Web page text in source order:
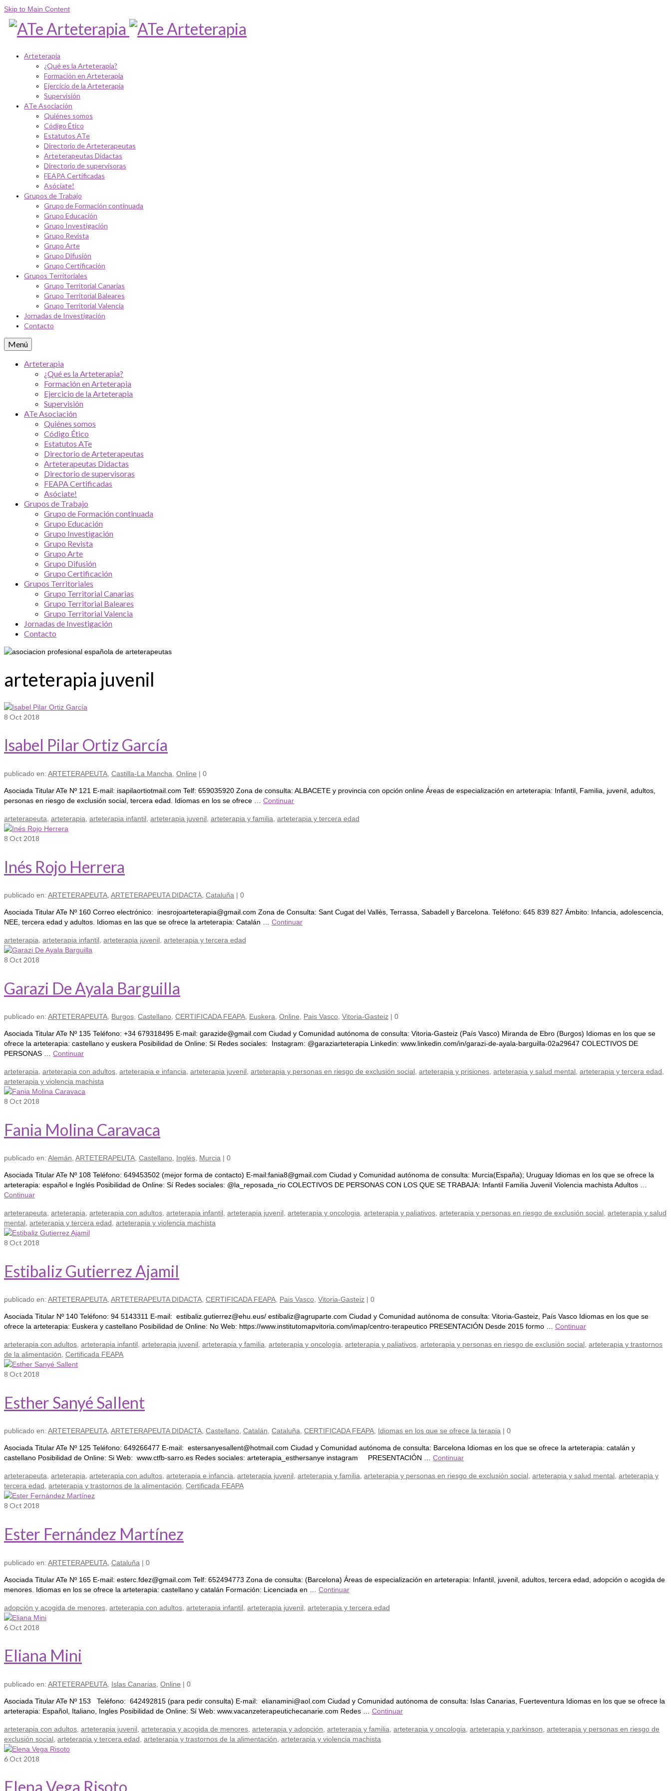
Skip to Main Content
Arteterapia
¿Qué es la Arteterapia?
Formación en Arteterapia
Ejercicio de la Arteterapia
Supervisión
ATe Asociación
Quiénes somos
Código Ético
Estatutos ATe
Directorio de Arteterapeutas
Arteterapeutas Didactas
Directorio de supervisoras
FEAPA Certificadas
Asóciate!
Grupos de Trabajo
Grupo de Formación continuada
Grupo Educación
Grupo Investigación
Grupo Revista
Grupo Arte
Grupo Difusión
Grupo Certificación
Grupos Territoriales
Grupo Territorial Canarias
Grupo Territorial Baleares
Grupo Territorial Valencia
Jornadas de Investigación
Contacto
Menú
Arteterapia
¿Qué es la Arteterapia?
Formación en Arteterapia
Ejercicio de la Arteterapia
Supervisión
ATe Asociación
Quiénes somos
Código Ético
Estatutos ATe
Directorio de Arteterapeutas
Arteterapeutas Didactas
Directorio de supervisoras
FEAPA Certificadas
Asóciate!
Grupos de Trabajo
Grupo de Formación continuada
Grupo Educación
Grupo Investigación
Grupo Revista
Grupo Arte
Grupo Difusión
Grupo Certificación
Grupos Territoriales
Grupo Territorial Canarias
Grupo Territorial Baleares
Grupo Territorial Valencia
Jornadas de Investigación
Contacto
arteterapia juvenil
8 Oct 2018
Isabel Pilar Ortiz García
publicado en: ARTETERAPEUTA Castilla-La Mancha Online | 0
Asociada Titular ATe Nº 121 E-mail: isapilaortiotmail.com Telf: 659035920 Zona de consulta: ALBACETE y provincia con opción online Áreas de especialización en arteterapia: Infantil, Familia, juvenil, adultos,
personas en riesgo de exclusión social, tercera edad. Idiomas en los se ofrece … Continuar
arteterapeuta arteterapia arteterapia infantil arteterapia juvenil arteterapia y familia arteterapia y tercera edad
8 Oct 2018
Inés Rojo Herrera
publicado en: ARTETERAPEUTA ARTETERAPEUTA DIDACTA Cataluña | 0
Asociada Titular ATe Nº 160 Correo electrónico: inesrojoarteterapia@gmail.com Zona de Consulta: Sant Cugat del Vallès, Terrassa, Sabadell y Barcelona. Teléfono: 645 839 827 Ámbito: Infancia, adolescencia,
NEE, tercera edad y adultos. Idiomas en las que se ofrece la arteterapia: Catalán … Continuar
arteterapia arteterapia infantil arteterapia juvenil arteterapia y tercera edad
8 Oct 2018
Garazi De Ayala Barguilla
publicado en: ARTETERAPEUTA Burgos Castellano CERTIFICADA FEAPA Euskera Online Pais Vasco Vitoria-Gasteiz | 0
Asociada Titular ATe Nº 135 Teléfono: +34 679318495 E-mail: garazide@gmail.com Ciudad y Comunidad autónoma de consulta: Vitoria-Gasteiz (País Vasco) Miranda de Ebro (Burgos) Idiomas en los que se
ofrece la arteterapia: castellano y euskera Posibilidad de Online: Sí Redes sociales: Instagram: @garaziarteterapia Linkedin: www.linkedin.com/in/garazi-de-ayala-barguilla-02a29647 COLECTIVOS DE
PERSONAS … Continuar
arteterapia arteterapia con adultos arteterapia e infancia arteterapia juvenil arteterapia y personas en riesgo de exclusión social arteterapia y prisiones arteterapia y salud mental arteterapia y tercera edad
arteterapia y violencia machista
8 Oct 2018
Fania Molina Caravaca
publicado en: Alemán, ARTETERAPEUTA, Castellano, Inglés, Murcia | 0
Asociada Titular ATe Nº 108 Teléfono: 649453502 (mejor forma de contacto) E-mail:fania8@gmail.com Ciudad y Comunidad autónoma de consulta: Murcia(España); Uruguay Idiomas en los que se ofrece la
arteterapia: español e Inglés Posibilidad de Online: Sí Redes sociales: @la_reposada_rio COLECTIVOS DE PERSONAS CON LOS QUE SE TRABAJA: Infantil Familia Juvenil Violencia machista Adultos …
Continuar
arteterapeuta, arteterapia, arteterapia con adultos, arteterapia infantil, arteterapia juvenil, arteterapia y oncologia, arteterapia y paliativos, arteterapia y personas en riesgo de exclusión social, arteterapia y salud
mental, arteterapia y tercera edad, arteterapia y violencia machista
8 Oct 2018
Estibaliz Gutierrez Ajamil
publicado en: ARTETERAPEUTA, ARTETERAPEUTA DIDACTA, CERTIFICADA FEAPA, Pais Vasco, Vitoria-Gasteiz | 0
Asociada Titular Nº 140 Teléfono: 94 5143311 E-mail: estibaliz.gutierrez@ehu.eus/ estibaliz@agruparte.com Ciudad y Comunidad autónoma de consulta: Vitoria-Gasteiz, País Vasco Idiomas en los que se
ofrece la arteterapia: Euskera y castellano Posibilidad de Online: No Web: https://www.institutomapvitoria.com/imap/centro-terapeutico PRESENTACIÓN Desde 2015 formo … Continuar
arteterapia con adultos, arteterapia infantil, arteterapia juvenil, arteterapia y familia, arteterapia y oncologia, arteterapia y paliativos, arteterapia y personas en riesgo de exclusión social, arteterapia y trastornos
de la alimentación, Certificada FEAPA
8 Oct 2018
Esther Sanyé Sallent
publicado en: ARTETERAPEUTA, ARTETERAPEUTA DIDACTA, Castellano, Catalán, Cataluña, CERTIFICADA FEAPA, Idiomas en los que se ofrece la terapia | 0
Asociada Titular ATe Nº 125 Teléfono: 649266477 E-mail: estersanyesallent@hotmail.com Ciudad y Comunidad autónoma de consulta: Barcelona Idiomas en los que se ofrece la arteterapia: catalán y
castellano Posibilidad de Online: Si Web: www.ctfb-sarro.es Redes sociales: arteterapia_esthersanye instagram PRESENTACIÓN … Continuar
arteterapeuta, arteterapia, arteterapia con adultos, arteterapia e infancia, arteterapia juvenil, arteterapia y familia, arteterapia y personas en riesgo de exclusión social, arteterapia y salud mental, arteterapia y
tercera edad, arteterapia y trastornos de la alimentación, Certificada FEAPA
8 Oct 2018
Ester Fernández Martínez
publicado en: ARTETERAPEUTA Cataluña | 0
Asociada Titular ATe Nº 165 E-mail: esterc.fdez@gmail.com Telf: 652494773 Zona de consulta: (Barcelona) Áreas de especialización en arteterapia: Infantil, juvenil, adultos, tercera edad, adopción o acogida de
menores. Idiomas en los se ofrece la arteterapia: castellano y catalán Formación: Licenciada en … Continuar
adopción y acogida de menores arteterapia con adultos arteterapia infantil arteterapia juvenil arteterapia y tercera edad
6Oct 2018
Eliana Mini
publicado en: ARTETERAPEUTA Islas Canarias Online | 0
Asociada Titular ATe Nº 153 Teléfono: 642492815 (para pedir consulta) E-mail: elianamini@aol.com Ciudad y Comunidad autónoma de consulta: Islas Canarias, Fuerteventura Idiomas en los que se ofrece la
arteterapia: Español, Italiano, Ingles Posibilidad de Online: Sí Web: www.vacanzeterapeutichecanarie.com Redes … Continuar
arteterapia con adultos arteterapia juvenil arteterapia y acogida de menores arteterapia y adopción arteterapia y familia arteterapia y oncologia arteterapia y parkinson arteterapia y personas en riesgo de
exclusión social arteterapia y tercera edad arteterapia y trastornos de la alimentación arteterapia y violencia machista
6Oct 2018
Elena Vega Risoto